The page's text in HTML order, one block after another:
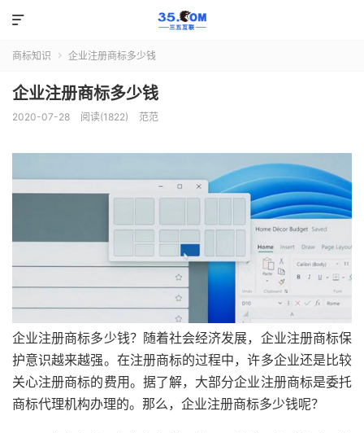

商标知识  企业注册商标多少钱
企业注册商标多少钱
2020-07-28 阅读(1822) 范范
企业注册商标多少钱？随着社会经济发展，企业注册商标保
护意识越来越强。在注册商标的过程中，许多企业还是比较
关心注册商标的费用。据了解，大部分企业注册商标是委托
商标代理机构办理的。那么，企业注册商标多少钱呢？